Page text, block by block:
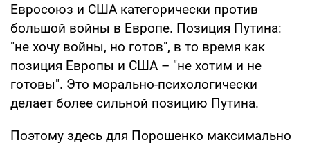
Евросоюз и США категорически против
большой войны в Европе. Позиция Путина:
"не хочу войны, но готов", в то время как
позиция Европы и США – "не хотим и не
готовы". Это морально-психологически
делает более сильной позицию Путина.
Поэтому здесь для Порошенко максимально